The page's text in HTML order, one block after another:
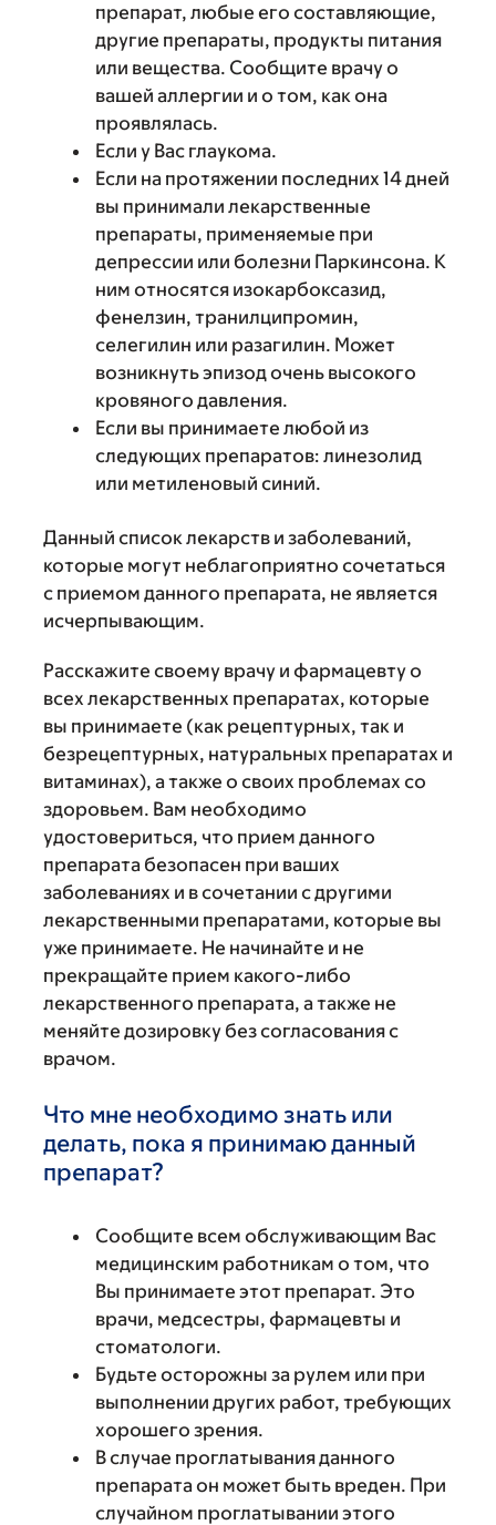
препарат, любые его составляющие,
другие препараты, продукты питания
или вещества. Сообщите врачу о
вашей аллергии и о том, как она
проявлялась.
Если у Вас глаукома.
Если на протяжении последних 14 дней
вы принимали лекарственные
препараты, применяемые при
депрессии или болезни Паркинсона. К
ним относятся изокарбоксазид,
фенелзин, транилципромин,
селегилин или разагилин. Может
возникнуть эпизод очень высокого
кровяного давления.
Если вы принимаете любой из
следующих препаратов: линезолид
или метиленовый синий.
Данный список лекарств и заболеваний,
которые могут неблагоприятно сочетаться
с приемом данного препарата, не является
исчерпывающим.
Расскажите своему врачу и фармацевту о
всех лекарственных препаратах, которые
вы принимаете (как рецептурных, так и
безрецептурных, натуральных препаратах и
витаминах), а также о своих проблемах со
здоровьем. Вам необходимо
удостовериться, что прием данного
препарата безопасен при ваших
заболеваниях и в сочетании с другими
лекарственными препаратами, которые вы
уже принимаете. Не начинайте и не
прекращайте прием какого-либо
лекарственного препарата, а также не
меняйте дозировку без согласования с
врачом.
Что мне необходимо знать или
делать, пока я принимаю данный
препарат?
Сообщите всем обслуживающим Вас
медицинским работникам о том, что
Вы принимаете этот препарат. Это
врачи, медсестры, фармацевты и
стоматологи.
Будьте осторожны за рулем или при
выполнении других работ, требующих
хорошего зрения.
В случае проглатывания данного
препарата он может быть вреден. При
случайном проглатывании этого